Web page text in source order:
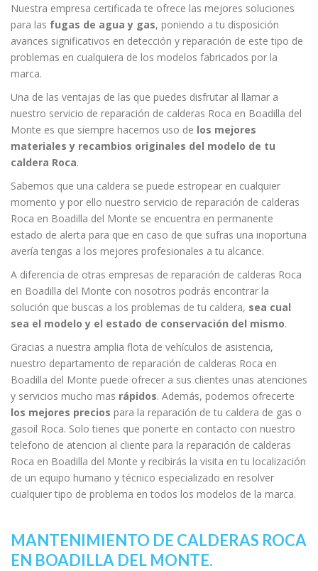
Nuestra empresa certificada te ofrece las mejores soluciones
para las fugas de agua y gas, poniendo a tu disposición
avances significativos en detección y reparación de este tipo de
problemas en cualquiera de los modelos fabricados por la
marca.
Una de las ventajas de las que puedes disfrutar al llamar a
nuestro servicio de reparación de calderas Roca en Boadilla del
Monte es que siempre hacemos uso de los mejores
materiales y recambios originales del modelo de tu
caldera Roca.
Sabemos que una caldera se puede estropear en cualquier
momento y por ello nuestro servicio de reparación de calderas
Roca en Boadilla del Monte se encuentra en permanente
estado de alerta para que en caso de que sufras una inoportuna
avería tengas a los mejores profesionales a tu alcance.
A diferencia de otras empresas de reparación de calderas Roca
en Boadilla del Monte con nosotros podrás encontrar la
solución que buscas a los problemas de tu caldera, sea cual
sea el modelo y el estado de conservación del mismo.
Gracias a nuestra amplia flota de vehículos de asistencia,
nuestro departamento de reparación de calderas Roca en
Boadilla del Monte puede ofrecer a sus clientes unas atenciones
y servicios mucho mas rápidos. Además, podemos ofrecerte
los mejores precios para la reparación de tu caldera de gas o
gasoil Roca. Solo tienes que ponerte en contacto con nuestro
telefono de atencion al cliente para la reparación de calderas
Roca en Boadilla del Monte y recibirás la visita en tu localización
de un equipo humano y técnico especializado en resolver
cualquier tipo de problema en todos los modelos de la marca.
MANTENIMIENTO DE CALDERAS ROCA
EN BOADILLA DEL MONTE.